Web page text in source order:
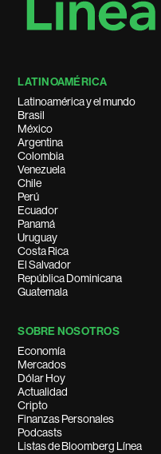
LATINOAMÉRICA
Latinoamérica y el mundo
Brasil
México
Argentina
Colombia
Venezuela
Chile
Perú
Ecuador
Panamá
Uruguay
Costa Rica
El Salvador
República Dominicana
Guatemala
SOBRE NOSOTROS
Economía
Mercados
Dólar Hoy
Actualidad
Cripto
Finanzas Personales
Podcasts
Listas de Bloomberg Línea